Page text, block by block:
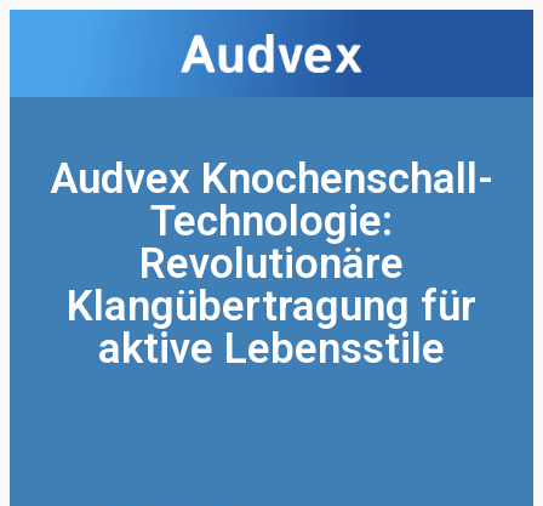
Audvex Knochenschall-
Technologie:
Revolutionäre
Klangübertragung für
aktive Lebensstile